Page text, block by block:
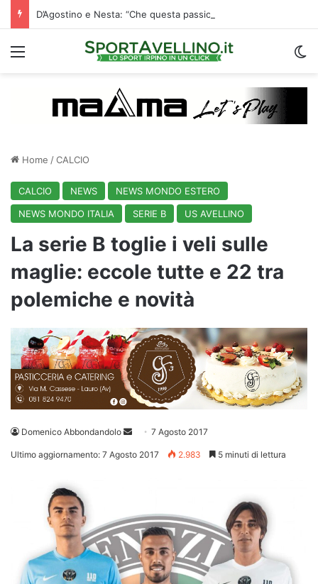
Menu
Home /CALCIO
CALCIO NEWS
NEWS MONDO ESTERO
NEWS MONDO ITALIA
SERIE B US AVELLINO
La serie B toglie i veli sulle
maglie: eccole tutte e 22 tra
polemiche e novità
Domenico Abbondandolo
Invia 7 Agosto 2017
Ultimo aggiornamento: 7 Agosto 2017 2.983 5 minuti di lettura